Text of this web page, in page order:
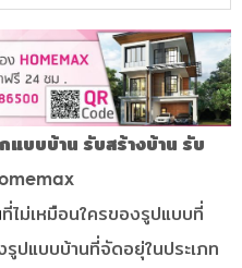
แบบบ้าน รับสร้างบ้าน รับ
ที่ไม่เหมือนใครของรูปแบบที่
รูปแบบบ้านที่จัดอยุ่ในประเภท